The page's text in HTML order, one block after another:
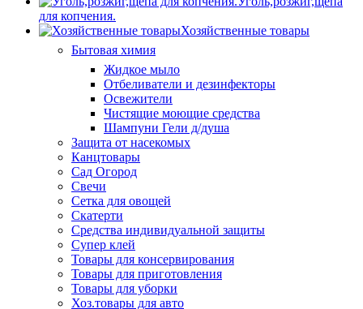
для копчения.
Хозяйственные товары
Бытовая химия
Жидкое мыло
Отбеливатели и дезинфекторы
Освежители
Чистящие моющие средства
Шампуни Гели д/душа
Защита от насекомых
Канцтовары
Сад Огород
Свечи
Сетка для овощей
Скатерти
Средства индивидуальной защиты
Супер клей
Товары для консервирования
Товары для приготовления
Товары для уборки
Хоз.товары для авто